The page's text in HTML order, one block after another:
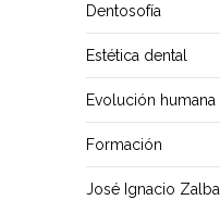
Dentosofía
Estética dental
Evolución humana
Formación
José Ignacio Zalba